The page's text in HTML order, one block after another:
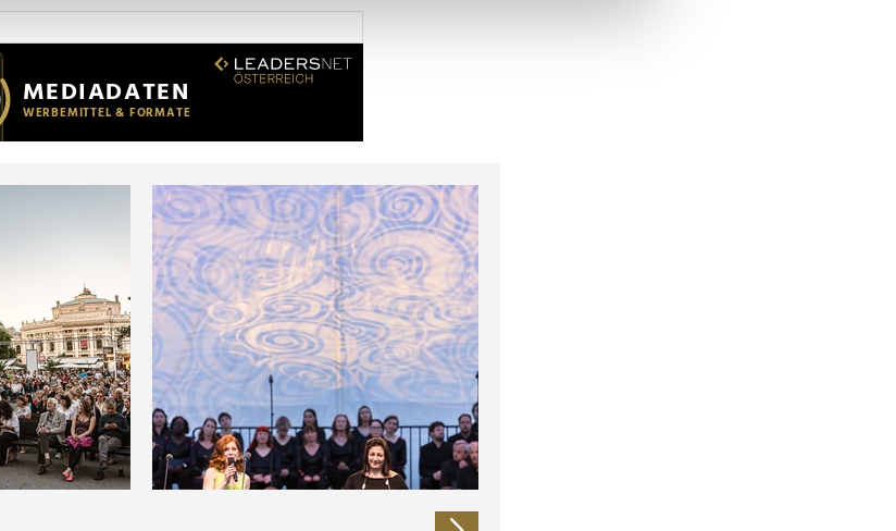
zu personalisieren, Funktionen für soziale Medien anbieten zu können
Werbung und Analysen weiter. Unsere Partner führen diese Informationen
die Sie ihnen bereitgestellt haben oder die sie im Rahmen Ihrer Nutzung